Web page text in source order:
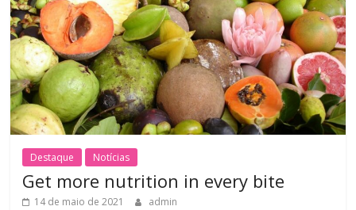
Destaque Notícias
Get more nutrition in every bite
14 de maio de 2021 admin